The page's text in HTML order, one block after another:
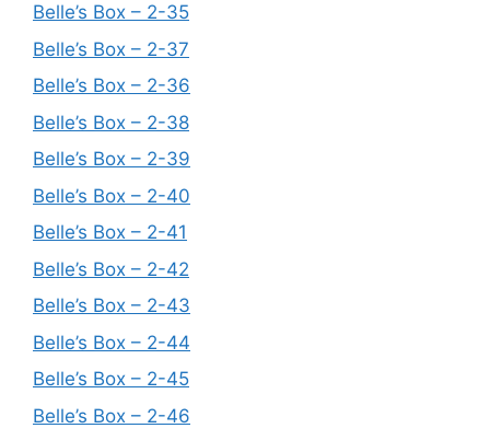
Belle’s Box – 2-35
Belle’s Box – 2-37
Belle’s Box – 2-36
Belle’s Box – 2-38
Belle’s Box – 2-39
Belle’s Box – 2-40
Belle’s Box – 2-41
Belle’s Box – 2-42
Belle’s Box – 2-43
Belle’s Box – 2-44
Belle’s Box – 2-45
Belle’s Box – 2-46